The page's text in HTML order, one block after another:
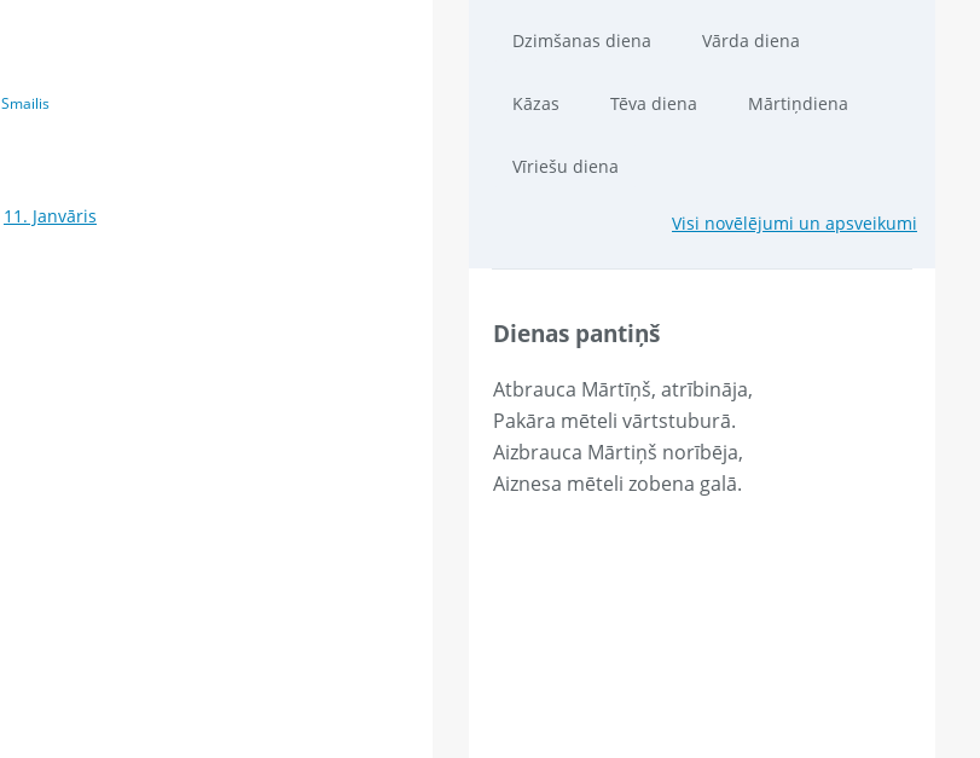
Smailis
11. Janvāris
Dzimšanas diena Vārda diena
Kāzas Tēva diena Mārtiņdiena
Vīriešu diena
Visi novēlējumi un apsveikumi
Dienas pantiņš
Atbrauca Mārtīņš, atrībināja,
Pakāra mēteli vārtstuburā.
Aizbrauca Mārtiņš norībēja,
Aiznesa mēteli zobena galā.